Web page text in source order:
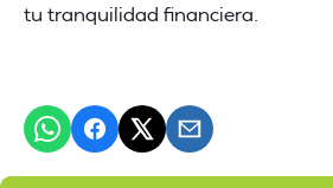
tu tranquilidad financiera.